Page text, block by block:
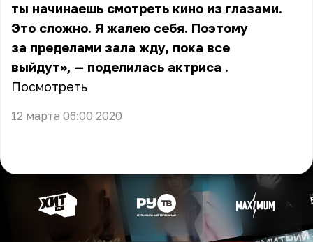
ты начинаешь смотреть кино из глазами.
Это сложно. Я жалею себя. Поэтому
за пределами зала жду, пока все
выйдут», — поделилась актриса .
Посмотреть
12 марта 06:00 2020